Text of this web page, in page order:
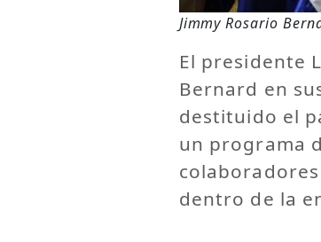
Jimmy Rosario
El presidente
Bernard en
destituido el
un programa
dentro de la